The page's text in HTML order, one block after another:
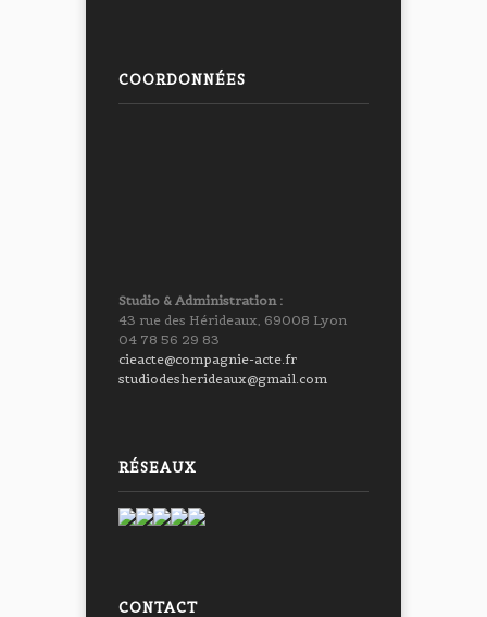
COORDONNÉES
Studio & Administration :
43 rue des Hérideaux, 69008 Lyon
04 78 56 29 83
cieacte@compagnie-acte.fr
studiodesherideaux@gmail.com
RÉSEAUX
CONTACT